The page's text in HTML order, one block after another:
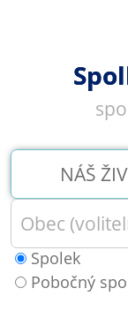
Spolek
Pobočný